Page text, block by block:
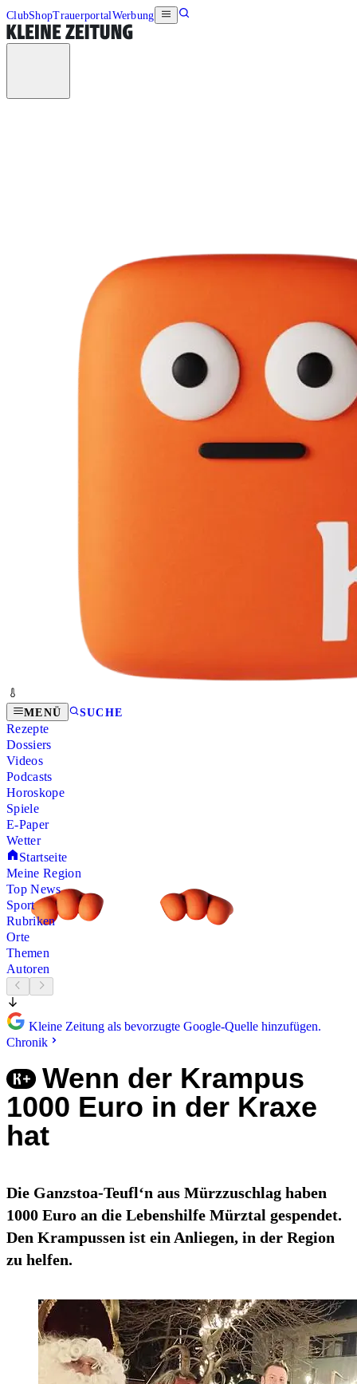
ClubShopTrauerportalWerbung
MENÜ SUCHE
Rezepte
Dossiers
Videos
Podcasts
Horoskope
Spiele
E-Paper
Wetter
Startseite
Meine Region
Top News
Sport
Rubriken
Orte
Themen
Autoren
Kleine Zeitung als bevorzugte Google-Quelle hinzufügen.
Chronik
Wenn der Krampus
1000 Euro in der Kraxe
hat
Die Ganzstoa-Teufl‘n aus Mürzzuschlag haben
1000 Euro an die Lebenshilfe Mürztal gespendet.
Den Krampussen ist ein Anliegen, in der Region
zu helfen.